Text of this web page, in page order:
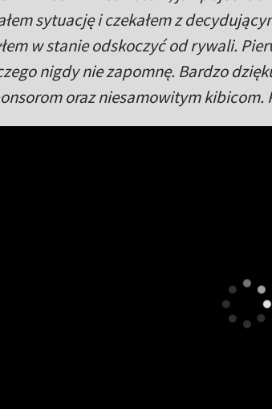
sytuację i czekałem z
w stanie odskoczyć od rywali.
nigdy nie zapomnę. Bardzo
oraz niesamowitym kibicom.